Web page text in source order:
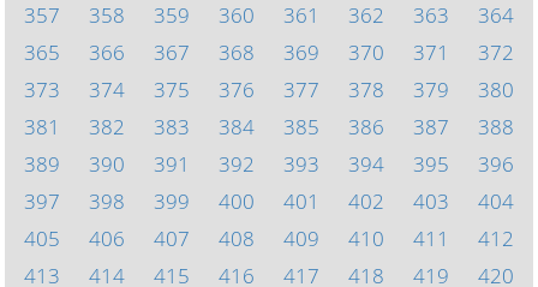
357
358 359 360 361 362 363
364
365
366 367 368 369 370 371
372
373
374 375 376 377 378 379
380
381
382 383 384 385 386 387
388
389
390 391 392 393 394 395
396
397
398 399 400 401 402 403
404
405
406 407 408 409 410 411
412
413
414 415 416 417 418 419 420